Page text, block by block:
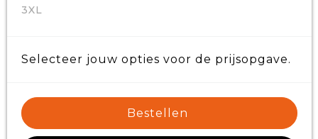
3XL
Selecteer jouw opties voor de prijsopgave.
Bestellen